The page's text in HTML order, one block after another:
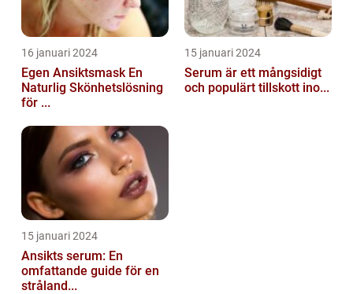
16 januari 2024
Egen Ansiktsmask En
Naturlig Skönhetslösning
för ...
15 januari 2024
Serum är ett mångsidigt
och populärt tillskott ino...
15 januari 2024
Ansikts serum: En
omfattande guide för en
stråland...